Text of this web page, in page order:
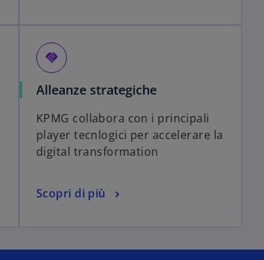
handshake
Alleanze strategiche
KPMG collabora con i principali
player tecnlogici per accelerare la
digital transformation
Scopri di più